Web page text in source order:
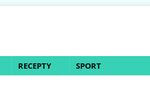
RECEPTY SPORT